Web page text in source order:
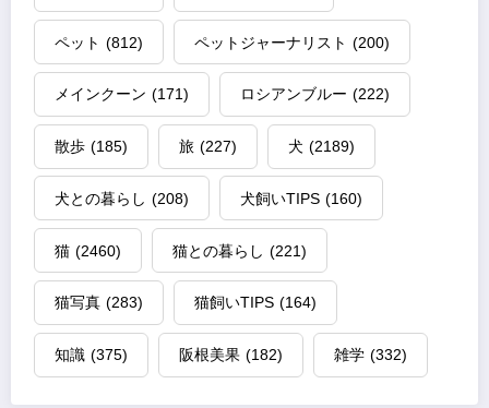
ペット (812) ペットジャーナリスト (200)
メインクーン (171) ロシアンブルー (222)
散歩 (185) 旅 (227) 犬 (2189)
犬との暮らし (208) 犬飼いTIPS (160)
猫 (2460) 猫との暮らし (221)
猫写真 (283) 猫飼いTIPS (164)
知識 (375) 阪根美果 (182) 雑学 (332)